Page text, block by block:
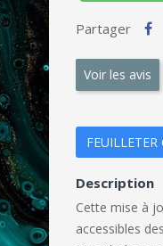
Partager
Voir les avis
FEUILLETER
Description
Cette mise à
accessibles